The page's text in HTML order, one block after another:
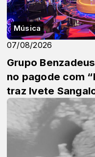
Música
07/08/2026
Grupo
no pagode com
traz Ivete